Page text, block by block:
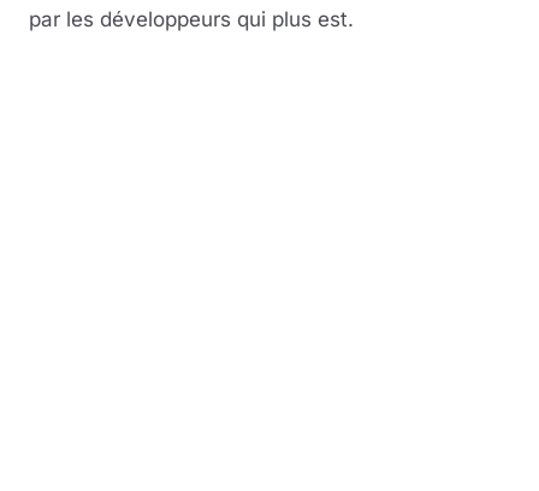
par les développeurs qui plus est.